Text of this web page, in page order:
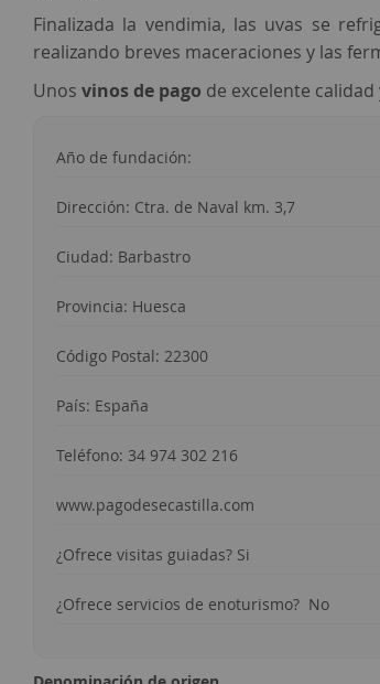
Finalizada la vendimia, las uvas se
realizando breves maceraciones y las
Unos vinos de pago de excelente
Año de fundación:
Dirección: Ctra. de Naval km. 3,7
Ciudad: Barbastro
Provincia: Huesca
Código Postal: 22300
País: España
Teléfono: 34 974 302 216
www.pagodesecastilla.com
¿Ofrece visitas guiadas? Si
¿Ofrece servicios de enoturismo? No